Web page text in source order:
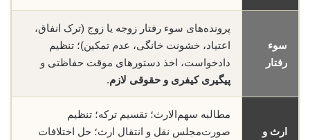
سوء
رفتار
پرونده‌های سوء رفتار زوجه یا زوج (ترک انفاق،
اعتیاد، خشونت خانگی، عدم تمکین)؛ تنظیم
دادخواست، اخذ دستورهای موقت حفاظتی و
پیگیری کیفری و حقوقی لازم.
ارث و
مطالبه سهم‌الارث؛ تقسیم ترکه؛ تنظیم
صورت‌مجلس نقل و انتقال ارث؛ حل اختلافات